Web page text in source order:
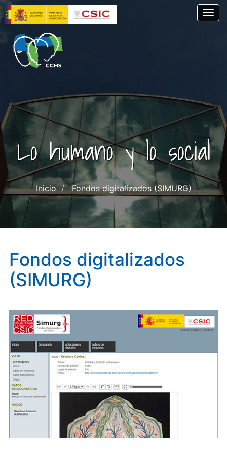
Pasar
al
contenido
principal
Lo humano y lo social
Inicio Fondos digitalizados (SIMURG)
Fondos digitalizados
(SIMURG)